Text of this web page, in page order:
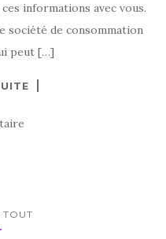
informations avec vous.
société de consommation
peut […]
TOUT